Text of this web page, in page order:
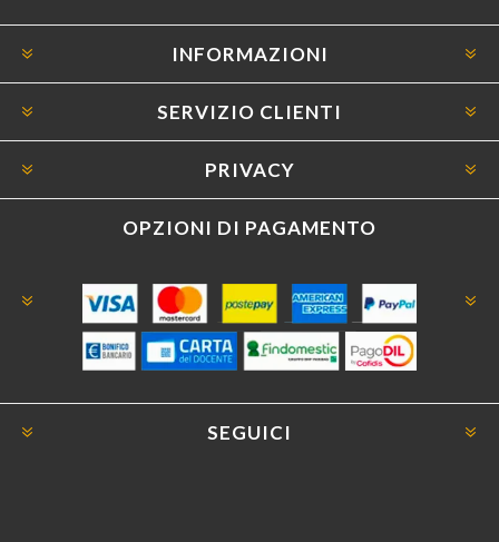
INFORMAZIONI
SERVIZIO CLIENTI
PRIVACY
OPZIONI DI PAGAMENTO
SEGUICI